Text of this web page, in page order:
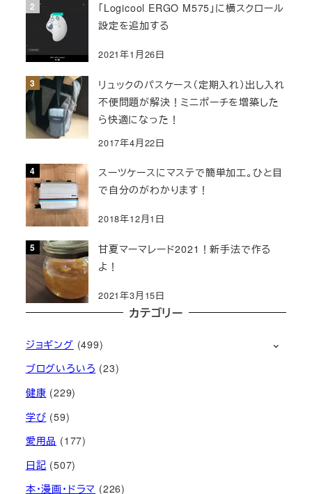
り
「Logicool ERGO M575」に横スクロール
設定を追加する
2021年1月26日
リュックのパスケース（定期入れ）出し入れ
不便問題が解決！ミニポーチを増築した
ら快適になった！
2017年4月22日
スーツケースにマステで簡単加工。ひと目
で自分のがわかります！
2018年12月1日
甘夏マーマレード2021！新手法で作る
よ！
2021年3月15日
カテゴリー
ジョギング (499)
ブログいろいろ (23)
健康 (229)
学び (59)
愛用品 (177)
日記 (507)
本・漫画・ドラマ (226)